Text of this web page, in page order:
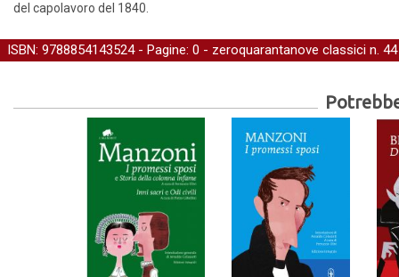
del capolavoro del 1840.
ISBN: 9788854143524 - Pagine: 0 - zeroquarantanove classici n.